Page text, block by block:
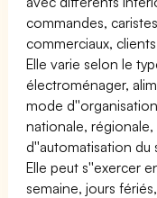
commandes,
commerciaux,
Elle varie selon le
électroménager,
mode
nationale,
d''automatisation du
Elle peut s''exercer
semaine, jours